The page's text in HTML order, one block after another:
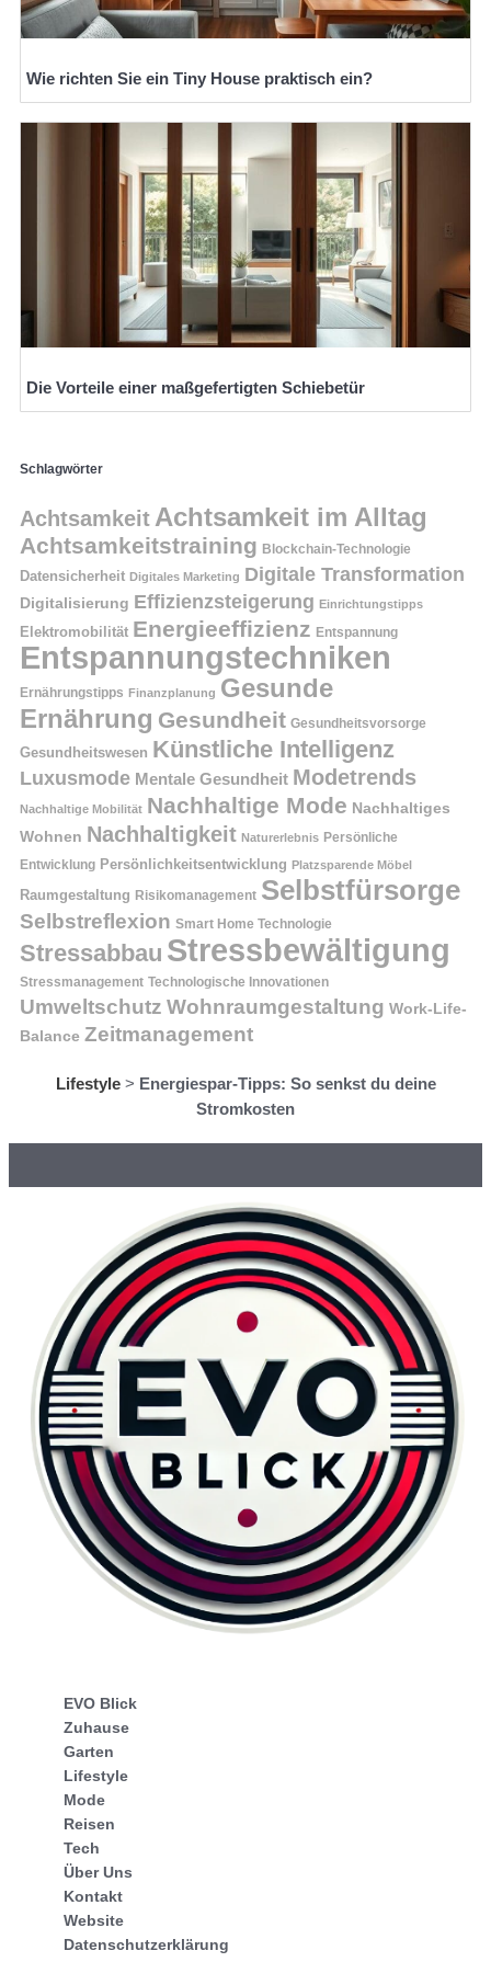
Wie richten Sie ein Tiny House praktisch ein?
Die Vorteile einer maßgefertigten Schiebetür
Schlagwörter
Achtsamkeit Achtsamkeit im Alltag
Achtsamkeitstraining Blockchain-Technologie
Datensicherheit Digitales Marketing Digitale Transformation
Digitalisierung Effizienzsteigerung Einrichtungstipps
Elektromobilität Energieeffizienz Entspannung
Entspannungstechniken
Ernährungstipps Finanzplanung Gesunde
Ernährung Gesundheit Gesundheitsvorsorge
Gesundheitswesen Künstliche Intelligenz
Luxusmode Mentale Gesundheit Modetrends
Nachhaltige Mobilität Nachhaltige Mode Nachhaltiges
Wohnen Nachhaltigkeit Naturerlebnis Persönliche
Entwicklung Persönlichkeitsentwicklung Platzsparende Möbel
Raumgestaltung Risikomanagement Selbstfürsorge
Selbstreflexion Smart Home Technologie
Stressabbau Stressbewältigung
Stressmanagement Technologische Innovationen
Umweltschutz Wohnraumgestaltung Work-Life-
Balance Zeitmanagement
Lifestyle> Energiespar-Tipps: So senkst du deine
Stromkosten
EVO Blick
Zuhause
Garten
Lifestyle
Mode
Reisen
Tech
Über Uns
Kontakt
Website
Datenschutzerklärung